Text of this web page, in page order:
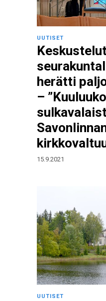
UUTISET
herätti
– ”Kuuluuko
15.9.2021
UUTISET